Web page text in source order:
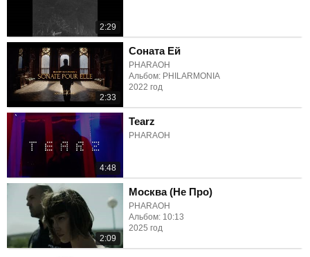
2:29
2:33
Соната Ей
PHARAOH
Альбом: PHILARMONIA
2022 год
4:48
Tearz
PHARAOH
2:09
Москва (Не Про)
PHARAOH
Альбом: 10:13
2025 год